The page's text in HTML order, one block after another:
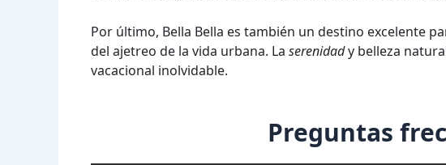
Por último, Bella Bella es también un destino excelente
del ajetreo de la vida urbana. La serenidady belleza
vacacional inolvidable.
Preguntas